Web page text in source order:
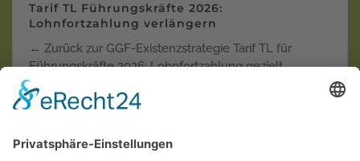
Tarif TL Führungskräfte 2026:
Lohnfortzahlung verlängern
← Zurück zur GGF-Existenzstrategie Tarif TL für
Führungskräfte 2026: Lohnfortzahlung gezielt
verlänger…